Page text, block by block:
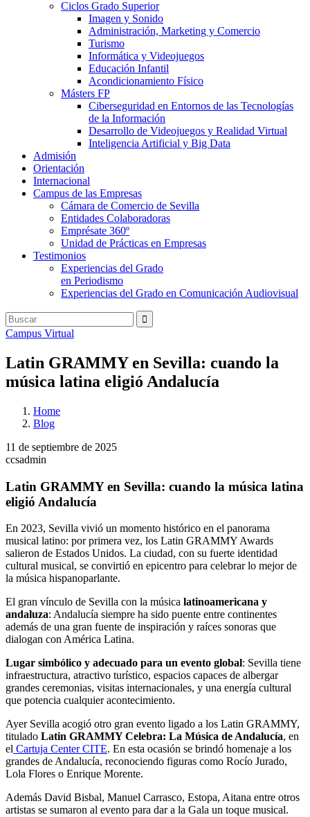
Ciclos Grado Superior
Imagen y Sonido
Administración, Marketing y Comercio
Turismo
Informática y Videojuegos
Educación Infantil
Acondicionamiento Físico
Másters FP
Ciberseguridad en Entornos de las Tecnologías
de la Información
Desarrollo de Videojuegos y Realidad Virtual
Inteligencia Artificial y Big Data
Admisión
Orientación
Internacional
Campus de las Empresas
Cámara de Comercio de Sevilla
Entidades Colaboradoras
Emprésate 360º
Unidad de Prácticas en Empresas
Testimonios
Experiencias del Grado
en Periodismo
Experiencias del Grado en Comunicación Audiovisual
Campus Virtual
Latin GRAMMY en Sevilla: cuando la
música latina eligió Andalucía
Home
Blog
11 de septiembre de 2025
ccsadmin
Latin GRAMMY en Sevilla: cuando la música latina
eligió Andalucía
En 2023, Sevilla vivió un momento histórico en el panorama
musical latino: por primera vez, los Latin GRAMMY Awards
salieron de Estados Unidos. La ciudad, con su fuerte identidad
cultural musical, se convirtió en epicentro para celebrar lo mejor de
la música hispanoparlante.
El gran vínculo de Sevilla con la música latinoamericana y
andaluza: Andalucía siempre ha sido puente entre continentes
además de una gran fuente de inspiración y raíces sonoras que
dialogan con América Latina.
Lugar simbólico y adecuado para un evento global: Sevilla tiene
infraestructura, atractivo turístico, espacios capaces de albergar
grandes ceremonias, visitas internacionales, y una energía cultural
que potencia cualquier acontecimiento.
Ayer Sevilla acogió otro gran evento ligado a los Latin GRAMMY,
titulado Latin GRAMMY Celebra: La Música de Andalucía, en
el Cartuja Center CITE. En esta ocasión se brindó homenaje a los
grandes de Andalucía, reconociendo figuras como Rocío Jurado,
Lola Flores o Enrique Morente.
Además David Bisbal, Manuel Carrasco, Estopa, Aitana entre otros
artistas se sumaron al evento para dar a la Gala un toque musical.